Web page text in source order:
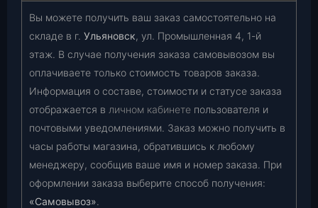
Вы можете получить ваш заказ самостоятельно на
складе в г. Ульяновск, ул. Промышленная 4, 1-й
этаж. В случае получения заказа самовывозом вы
оплачиваете только стоимость товаров заказа.
Информация о составе, стоимости и статусе заказа
отображается в личном кабинете пользователя и
почтовыми уведомлениями. Заказ можно получить в
часы работы магазина, обратившись к любому
менеджеру, сообщив ваше имя и номер заказа. При
оформлении заказа выберите способ получения:
«Самовывоз».